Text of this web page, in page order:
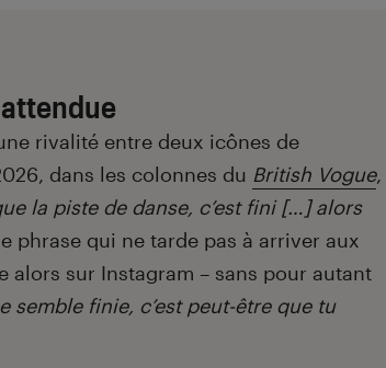
rivalité entre deux icônes de
dans les colonnes du British Vogue,
la piste de danse, c’est fini […] alors
phrase qui ne tarde pas à arriver aux
alors sur Instagram – sans pour autant
semble finie, c’est peut-être que tu